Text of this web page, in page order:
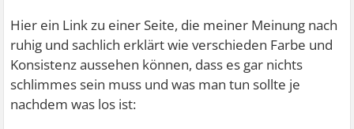
Hier ein Link zu einer Seite, die meiner Meinung nach
ruhig und sachlich erklärt wie verschieden Farbe und
Konsistenz aussehen können, dass es gar nichts
schlimmes sein muss und was man tun sollte je
nachdem was los ist: